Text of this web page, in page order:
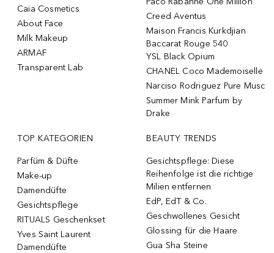
Caia Cosmetics
About Face
Milk Makeup
ARMAF
Transparent Lab
Creed Aventus
Maison Francis Kurkdjian
Baccarat Rouge 540
YSL Black Opium
CHANEL Coco Mademoiselle
Narciso Rodriguez Pure Musc
Summer Mink Parfum by
Drake
TOP KATEGORIEN
Parfüm & Düfte
Make-up
Damendüfte
Gesichtspflege
RITUALS Geschenkset
Yves Saint Laurent
Damendüfte
BEAUTY TRENDS
Gesichtspflege: Diese
Reihenfolge ist die richtige
Milien entfernen
EdP, EdT & Co.
Geschwollenes Gesicht
Glossing für die Haare
Gua Sha Steine